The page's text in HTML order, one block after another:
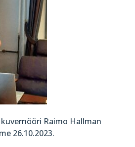
Raimo Hallman
26.10.2023.